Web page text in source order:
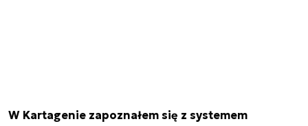
W Kartagenie zapoznałem się z systemem